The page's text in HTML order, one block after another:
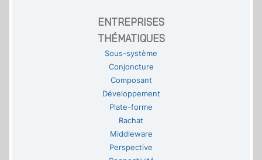
ENTREPRISES
THÉMATIQUES
Sous-système
Conjoncture
Composant
Développement
Plate-forme
Rachat
Middleware
Perspective